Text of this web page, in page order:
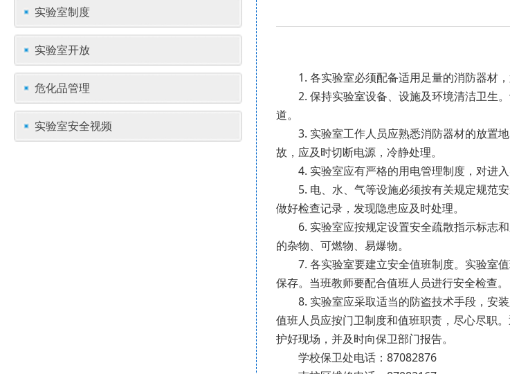
实验室制度
实验室开放
危化品管理
实验室安全视频
1. 各实验室必须配备适用足量的消防器材
2. 保持实验室设备、设施及环境清洁卫生
道。
3. 实验室工作人员应熟悉消防器材的放置
故，应及时切断电源，冷静处理。
4. 实验室应有严格的用电管理制度，对进
5. 电、水、气等设施必须按有关规定规范
做好检查记录，发现隐患应及时处理。
6. 实验室应按规定设置安全疏散指示标志
的杂物、可燃物、易爆物。
7. 各实验室要建立安全值班制度。实验室
保存。当班教师要配合值班人员进行安全检查。
8. 实验室应采取适当的防盗技术手段，安
值班人员应按门卫制度和值班职责，尽心尽职
护好现场，并及时向保卫部门报告。
学校保卫处电话：87082876